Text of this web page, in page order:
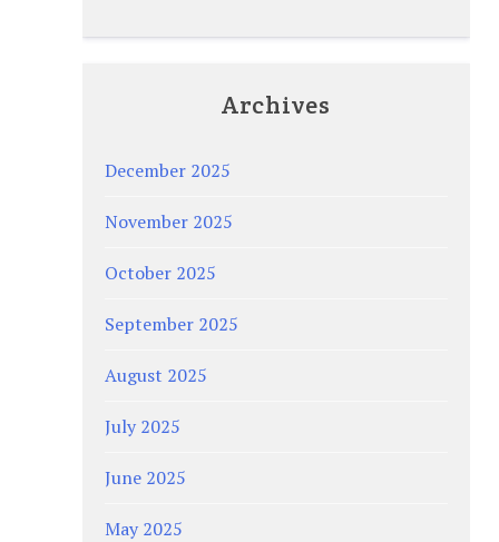
Archives
December 2025
November 2025
October 2025
September 2025
August 2025
July 2025
June 2025
May 2025